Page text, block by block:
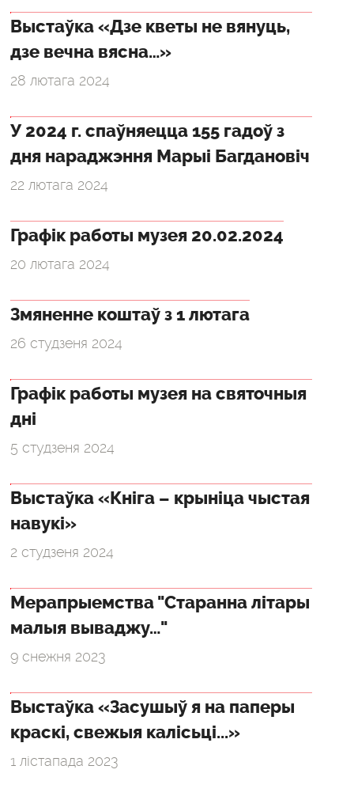
Выстаўка «Дзе кветы не вянуць,
дзе вечна вясна…»
28 лютага 2024
У 2024 г. спаўняецца 155 гадоў з
дня нараджэння Марыі Багдановіч
22 лютага 2024
Графік работы музея 20.02.2024
20 лютага 2024
Змяненне коштаў з 1 лютага
26 студзеня 2024
Графік работы музея на святочныя
дні
5 студзеня 2024
Выстаўка «Кніга – крыніца чыстая
навукі»
2 студзеня 2024
Мерапрыемства "Старанна літары
малыя вываджу…"
9 снежня 2023
Выстаўка «Засушыў я на паперы
краскі, свежыя калісьці...»
1 лістапада 2023